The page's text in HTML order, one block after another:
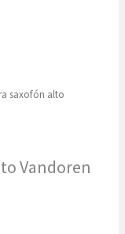
saxofón alto
Vandoren